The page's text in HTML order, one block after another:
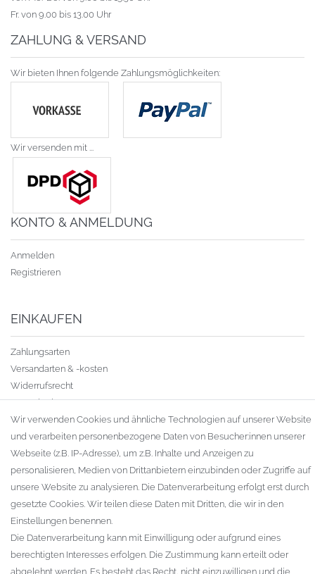
Fr. von 9.00 bis 13.00 Uhr
ZAHLUNG & VERSAND
Wir bieten Ihnen folgende Zahlungsmöglichkeiten:
Wir versenden mit ...
KONTO & ANMELDUNG
Anmelden
Registrieren
EINKAUFEN
Zahlungsarten
Versandarten & -kosten
Widerrufsrecht
Warenkorb
Zur Kasse
Gewerbekunden
KAUFVERTRAG WIDERRUFEN
UNTERNEHMEN
Kontakt
Datenschutzerklärung
AGB
Wir verwenden Cookies und ähnliche Technologien auf unserer Website
und verarbeiten personenbezogene Daten von Besucher:innen unserer
Webseite (z.B. IP-Adresse), um z.B. Inhalte und Anzeigen zu
personalisieren, Medien von Drittanbietern einzubinden oder Zugriffe auf
unsere Website zu analysieren. Die Datenverarbeitung erfolgt erst durch
gesetzte Cookies. Wir teilen diese Daten mit Dritten, die wir in den
Einstellungen benennen.
Die Datenverarbeitung kann mit Einwilligung oder aufgrund eines
berechtigten Interesses erfolgen. Die Zustimmung kann erteilt oder
abgelehnt werden. Es besteht das Recht, nicht einzuwilligen und die